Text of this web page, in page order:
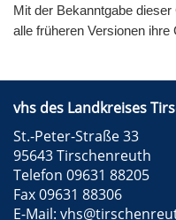
Mit der Bekanntgabe
alle früheren Versionen ihre
vhs des Landkreises
St.-Peter-Straße 33
95643 Tirschenreuth
Telefon 09631 88205
Fax 09631 88306
E-Mail: